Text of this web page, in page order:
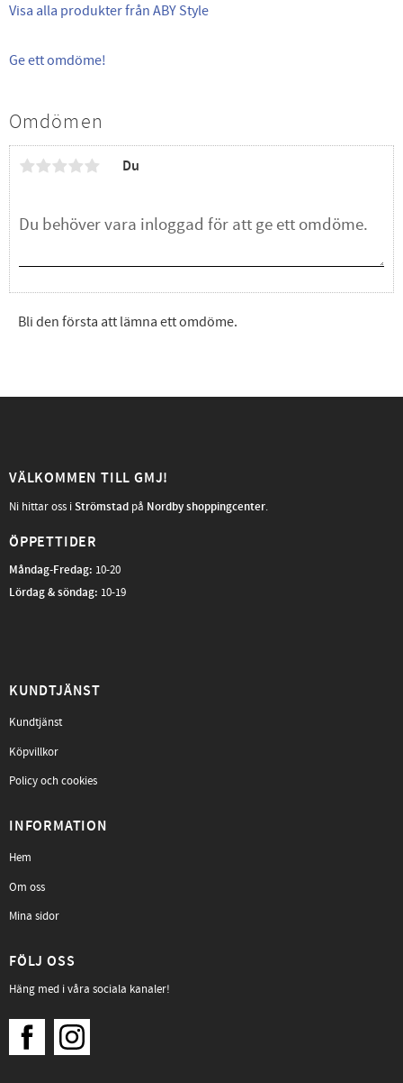
Visa alla produkter från ABY Style
Ge ett omdöme!
Omdömen
Du
Bli den första att lämna ett omdöme.
VÄLKOMMEN TILL GMJ!
Ni hittar oss iStrömstad på Nordby shoppingcenter.
ÖPPETTIDER
Måndag-Fredag: 10-20
Lördag & söndag: 10-19
KUNDTJÄNST
Kundtjänst
Köpvillkor
Policy och cookies
INFORMATION
Hem
Om oss
Mina sidor
FÖLJ OSS
Häng med i våra sociala kanaler!